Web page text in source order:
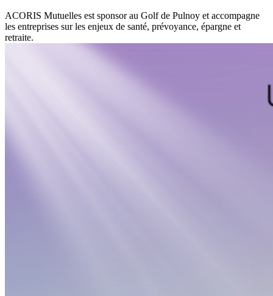
ACORIS Mutuelles est sponsor au Golf de Pulnoy et accompagne
les entreprises sur les enjeux de santé, prévoyance, épargne et
retraite.